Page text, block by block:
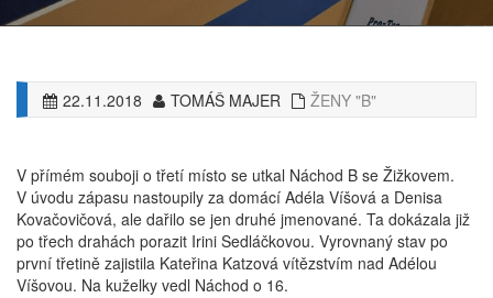
22.11.2018 TOMÁŠ MAJER ŽENY "B"
V přímém souboji o třetí místo se utkal Náchod B se Žižkovem.
V úvodu zápasu nastoupily za domácí Adéla Víšová a Denisa
Kovačovičová, ale dařilo se jen druhé jmenované. Ta dokázala již
po třech drahách porazit Irini Sedláčkovou. Vyrovnaný stav po
první třetině zajistila Kateřina Katzová vítězstvím nad Adélou
Víšovou. Na kuželky vedl Náchod o 16.